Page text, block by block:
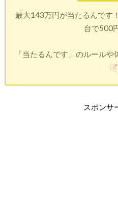
最大143万円が当たるんで
台で500
「当たるんです」のルール
スポンサ